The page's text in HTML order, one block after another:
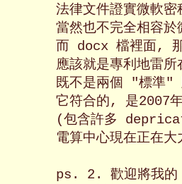
法律文件證實微軟
當然也不完全相容
而 docx 檔裡面,
應該就是專利地雷
既不是兩個 "標準
它符合的, 是2007
(包含許多
電算中心現在正在
ps. 2. 歡迎將我的